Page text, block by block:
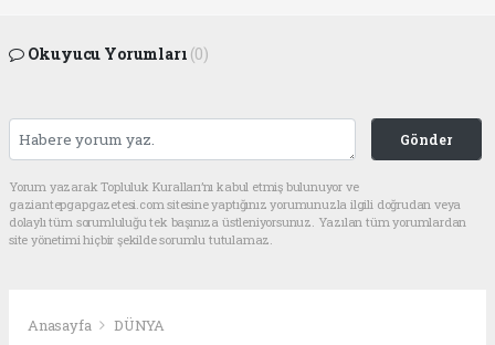
Okuyucu Yorumları (0)
Gönder
Yorum yazarak Topluluk Kuralları’nı kabul etmiş bulunuyor ve
gaziantepgapgazetesi.com sitesine yaptığınız yorumunuzla ilgili doğrudan veya
dolaylı tüm sorumluluğu tek başınıza üstleniyorsunuz. Yazılan tüm yorumlardan
site yönetimi hiçbir şekilde sorumlu tutulamaz.
Anasayfa DÜNYA